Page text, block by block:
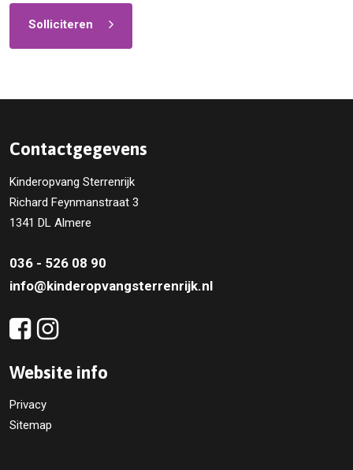
Solliciteren
Contactgegevens
Kinderopvang Sterrenrijk
Richard Feynmanstraat 3
1341 DL Almere
036 - 526 08 90
info@kinderopvangsterrenrijk.nl
Website info
Privacy
Sitemap